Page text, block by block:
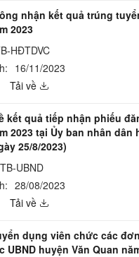
nhận kết quả trúng
2023
HĐTDVC
16/11/2023
Tải về
kết quả tiếp nhận phiếu
2023 tại Ủy ban nhân dân
25/8/2023)
UBND
28/08/2023
Tải về
dụng viên chức các
UBND huyện Văn Quan